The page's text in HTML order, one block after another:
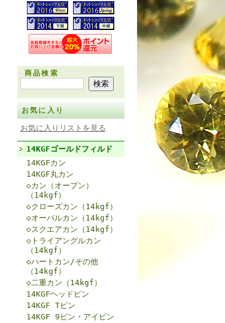
商品検索
お気に入り
お気に入りリストを見る
14KGFゴールドフィルド
14KGFカン
14KGF丸カン
◇カン（オープン）
（14kgf）
◇クローズカン（14kgf）
◇オーバルカン（14kgf）
◇スクエアカン（14kgf）
◇トライアングルカン
（14kgf）
◇ハートカン/その他
（14kgf）
◇二重カン（14kgf）
14KGFヘッドピン
14KGF Tピン
14KGF 9ピン・アイピン